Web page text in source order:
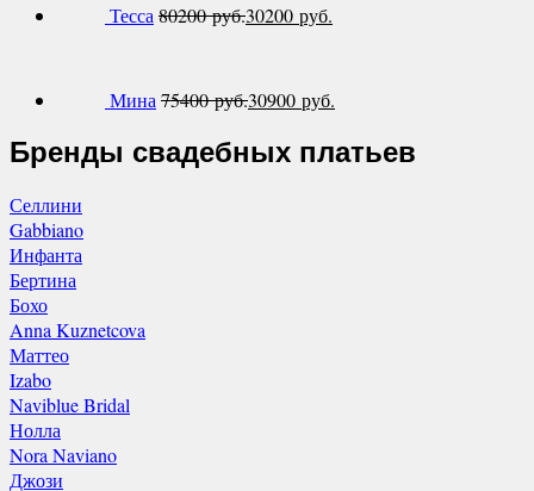
Тесса 80200руб.30200 руб.
Мина 75400руб.30900 руб.
Бренды свадебных платьев
Селлини
Gabbiano
Инфанта
Бертина
Бохо
Anna Kuznetcova
Маттео
Izabo
Naviblue Bridal
Нолла
Nora Naviano
Джози